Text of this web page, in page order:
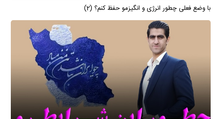
با وضع فعلی چطور انرژی و انگیزمو حفظ کنم؟ (2)